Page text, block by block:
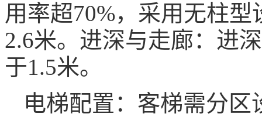
用率超70%，采用无柱
2.6米。进深与走廊：进
于1.5米。
电梯配置：客梯需分